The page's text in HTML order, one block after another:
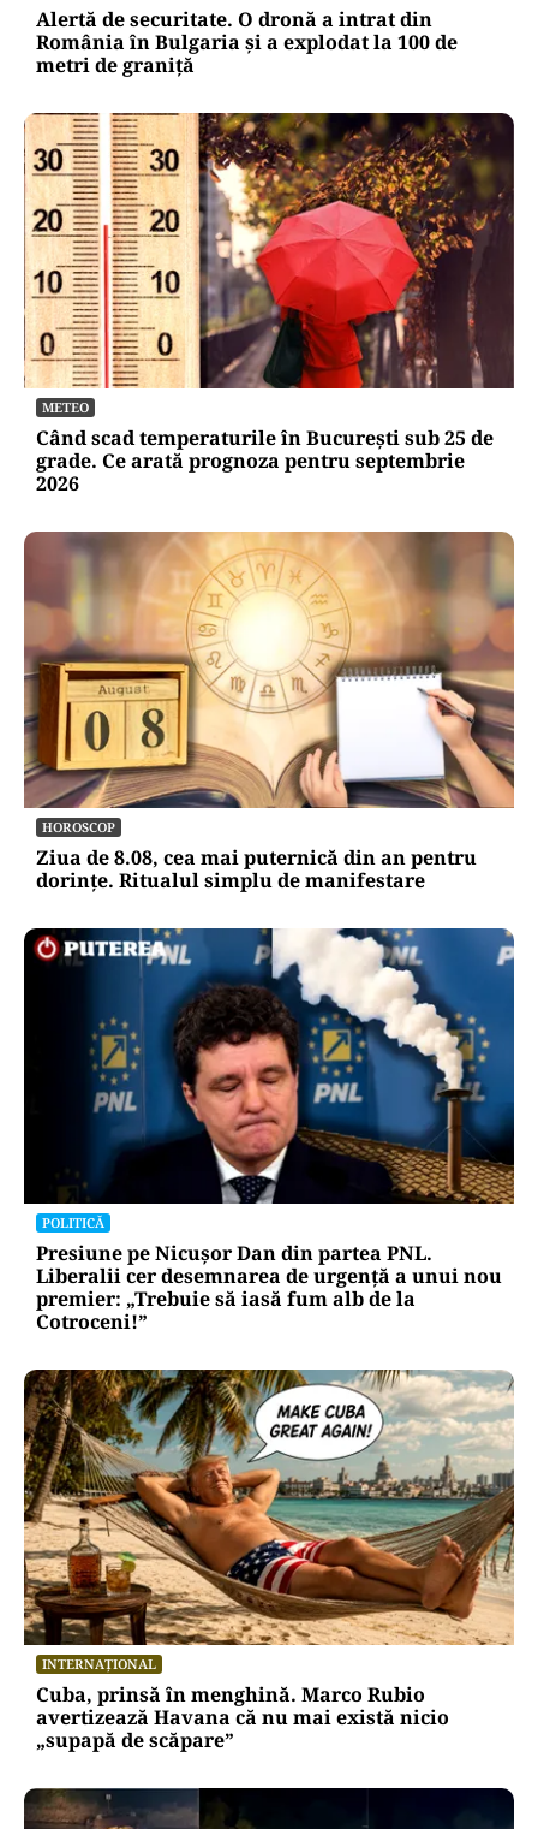
Alertă de securitate. O dronă a intrat din
România în Bulgaria şi a explodat la 100 de
metri de graniţă
METEO
Când scad temperaturile în București sub 25 de
grade. Ce arată prognoza pentru septembrie
2026
HOROSCOP
Ziua de 8.08, cea mai puternică din an pentru
dorințe. Ritualul simplu de manifestare
POLITICĂ
Presiune pe Nicușor Dan din partea PNL.
Liberalii cer desemnarea de urgență a unui nou
premier: „Trebuie să iasă fum alb de la
Cotroceni!”
INTERNAȚIONAL
Cuba, prinsă în menghină. Marco Rubio
avertizează Havana că nu mai există nicio
„supapă de scăpare”